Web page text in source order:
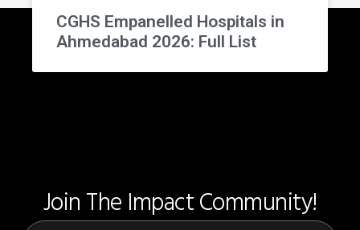
CGHS Empanelled Hospitals in
Ahmedabad 2026: Full List
Join The Impact Community!